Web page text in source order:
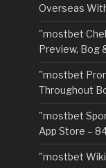
Overseas
"mostbet
Preview, Bog
"mostbet
Throughout
"‎mostbet
App Store –
"mostbet